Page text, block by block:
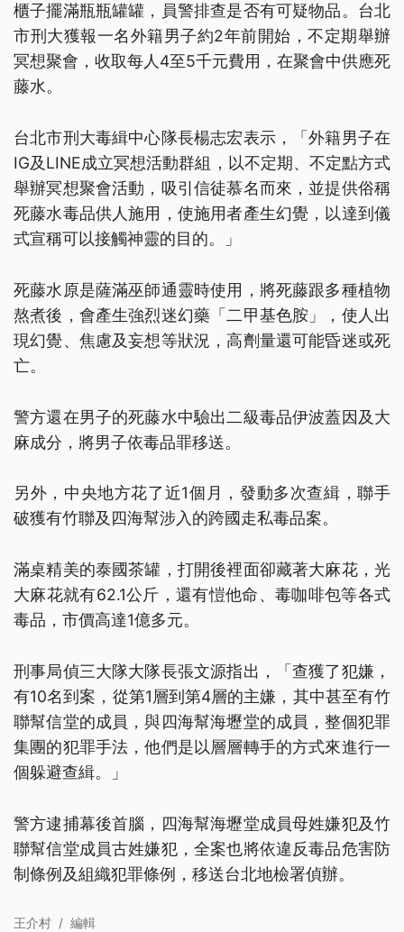
櫃子擺滿瓶瓶罐罐，員警排查是否有可疑物品。台北
市刑大獲報一名外籍男子約2年前開始，不定期舉辦
冥想聚會，收取每人4至5千元費用，在聚會中供應死
藤水。
台北市刑大毒緝中心隊長楊志宏表示，「外籍男子在
IG及LINE成立冥想活動群組，以不定期、不定點方式
舉辦冥想聚會活動，吸引信徒慕名而來，並提供俗稱
死藤水毒品供人施用，使施用者產生幻覺，以達到儀
式宣稱可以接觸神靈的目的。」
死藤水原是薩滿巫師通靈時使用，將死藤跟多種植物
熬煮後，會產生強烈迷幻藥「二甲基色胺」，使人出
現幻覺、焦慮及妄想等狀況，高劑量還可能昏迷或死
亡。
警方還在男子的死藤水中驗出二級毒品伊波蓋因及大
麻成分，將男子依毒品罪移送。
另外，中央地方花了近1個月，發動多次查緝，聯手
破獲有竹聯及四海幫涉入的跨國走私毒品案。
滿桌精美的泰國茶罐，打開後裡面卻藏著大麻花，光
大麻花就有62.1公斤，還有愷他命、毒咖啡包等各式
毒品，市價高達1億多元。
刑事局偵三大隊大隊長張文源指出，「查獲了犯嫌，
有10名到案，從第1層到第4層的主嫌，其中甚至有竹
聯幫信堂的成員，與四海幫海壢堂的成員，整個犯罪
集團的犯罪手法，他們是以層層轉手的方式來進行一
個躲避查緝。」
警方逮捕幕後首腦，四海幫海壢堂成員母姓嫌犯及竹
聯幫信堂成員古姓嫌犯，全案也將依違反毒品危害防
制條例及組織犯罪條例，移送台北地檢署偵辦。
王介村 / 編輯